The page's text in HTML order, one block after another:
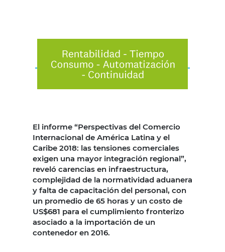
El informe “Perspectivas del Comercio
Internacional de América Latina y el
Caribe 2018: las tensiones comerciales
exigen una mayor integración regional”,
reveló carencias en infraestructura,
complejidad de la normatividad aduanera
y falta de capacitación del personal, con
un promedio de 65 horas y un costo de
US$681 para el cumplimiento fronterizo
asociado a la importación de un
contenedor en 2016.